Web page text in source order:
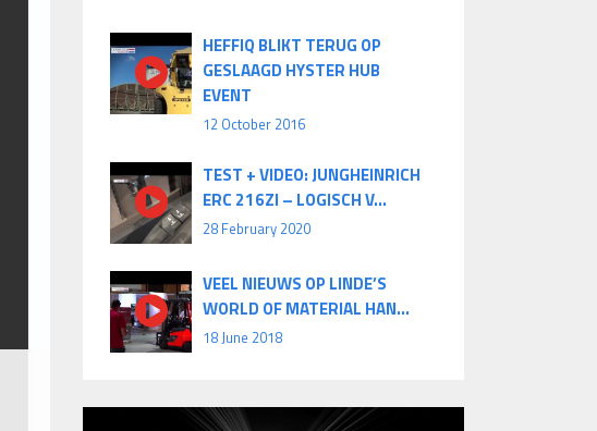
HEFFIQ BLIKT TERUG OP
GESLAAGD HYSTER HUB
EVENT
12 October 2016
TEST + VIDEO: JUNGHEINRICH
ERC 216ZI – LOGISCH V...
28 February 2020
VEEL NIEUWS OP LINDE’S
WORLD OF MATERIAL HAN...
18 June 2018